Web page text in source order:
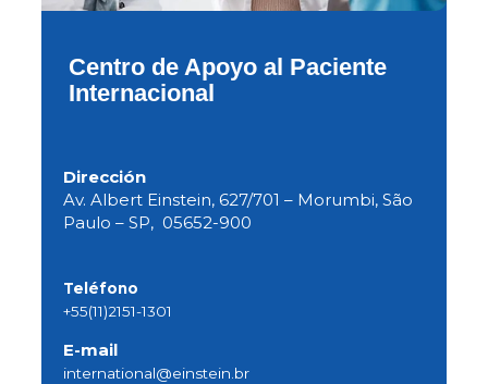
Centro de Apoyo al Paciente
Internacional
Dirección
Av. Albert Einstein, 627/701 – Morumbi, São
Paulo – SP, 05652-900
Teléfono
+55(11)2151-1301
E-mail
international@einstein.br